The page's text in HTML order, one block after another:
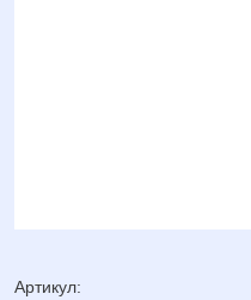
Артикул: